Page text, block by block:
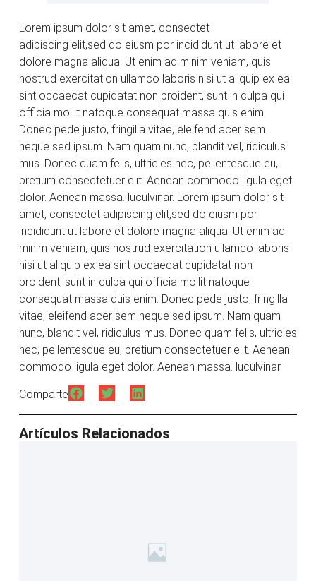
Lorem ipsum dolor sit amet, consectet
adipiscing elit,sed do eiusm por incididunt ut labore et
dolore magna aliqua. Ut enim ad minim veniam, quis
nostrud exercitation ullamco laboris nisi ut aliquip ex ea
sint occaecat cupidatat non proident, sunt in culpa qui
officia mollit natoque consequat massa quis enim.
Donec pede justo, fringilla vitae, eleifend acer sem
neque sed ipsum. Nam quam nunc, blandit vel, ridiculus
mus. Donec quam felis, ultricies nec, pellentesque eu,
pretium consectetuer elit. Aenean commodo ligula eget
dolor. Aenean massa. luculvinar. Lorem ipsum dolor sit
amet, consectet adipiscing elit,sed do eiusm por
incididunt ut labore et dolore magna aliqua. Ut enim ad
minim veniam, quis nostrud exercitation ullamco laboris
nisi ut aliquip ex ea sint occaecat cupidatat non
proident, sunt in culpa qui officia mollit natoque
consequat massa quis enim. Donec pede justo, fringilla
vitae, eleifend acer sem neque sed ipsum. Nam quam
nunc, blandit vel, ridiculus mus. Donec quam felis, ultricies
nec, pellentesque eu, pretium consectetuer elit. Aenean
commodo ligula eget dolor. Aenean massa. luculvinar.
Comparte
Artículos Relacionados